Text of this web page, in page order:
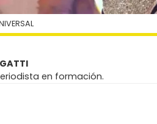
en formación.